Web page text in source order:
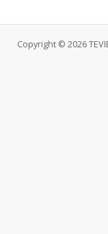
Copyright © 2026